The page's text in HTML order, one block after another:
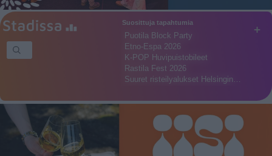
+
Suosittuja tapahtumia
Puotila Block Party
Etno-Espa 2026
K-POP Huvipuistobileet
Rastila Fest 2026
Suuret risteilyalukset Helsingin…